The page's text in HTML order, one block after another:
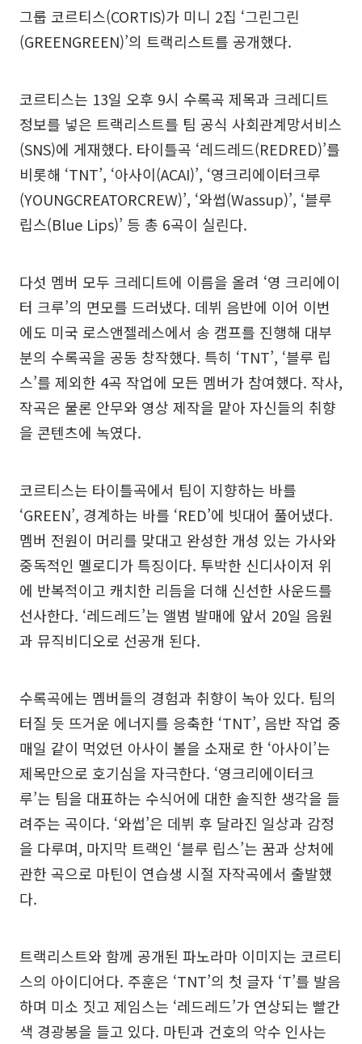
그룹 코르티스(CORTIS)가 미니 2집 ‘그린그린
(GREENGREEN)’의 트랙리스트를 공개했다.
코르티스는 13일 오후 9시 수록곡 제목과 크레디트
정보를 넣은 트랙리스트를 팀 공식 사회관계망서비스
(SNS)에 게재했다. 타이틀곡 ‘레드레드(REDRED)’를
비롯해 ‘TNT’, ‘아사이(ACAI)’, ‘영크리에이터크루
(YOUNGCREATORCREW)’, ‘와썹(Wassup)’, ‘블루
립스(Blue Lips)’ 등 총 6곡이 실린다.
다섯 멤버 모두 크레디트에 이름을 올려 ‘영 크리에이
터 크루’의 면모를 드러냈다. 데뷔 음반에 이어 이번
에도 미국 로스앤젤레스에서 송 캠프를 진행해 대부
분의 수록곡을 공동 창작했다. 특히 ‘TNT’, ‘블루 립
스’를 제외한 4곡 작업에 모든 멤버가 참여했다. 작사,
작곡은 물론 안무와 영상 제작을 맡아 자신들의 취향
을 콘텐츠에 녹였다.
코르티스는 타이틀곡에서 팀이 지향하는 바를
‘GREEN’, 경계하는 바를 ‘RED’에 빗대어 풀어냈다.
멤버 전원이 머리를 맞대고 완성한 개성 있는 가사와
중독적인 멜로디가 특징이다. 투박한 신디사이저 위
에 반복적이고 캐치한 리듬을 더해 신선한 사운드를
선사한다. ‘레드레드’는 앨범 발매에 앞서 20일 음원
과 뮤직비디오로 선공개 된다.
수록곡에는 멤버들의 경험과 취향이 녹아 있다. 팀의
터질 듯 뜨거운 에너지를 응축한 ‘TNT’, 음반 작업 중
매일 같이 먹었던 아사이 볼을 소재로 한 ‘아사이’는
제목만으로 호기심을 자극한다. ‘영크리에이터크
루’는 팀을 대표하는 수식어에 대한 솔직한 생각을 들
려주는 곡이다. ‘와썹’은 데뷔 후 달라진 일상과 감정
을 다루며, 마지막 트랙인 ‘블루 립스’는 꿈과 상처에
관한 곡으로 마틴이 연습생 시절 자작곡에서 출발했
다.
트랙리스트와 함께 공개된 파노라마 이미지는 코르티
스의 아이디어다. 주훈은 ‘TNT’의 첫 글자 ‘T’를 발음
하며 미소 짓고 제임스는 ‘레드레드’가 연상되는 빨간
색 경광봉을 들고 있다. 마틴과 건호의 악수 인사는